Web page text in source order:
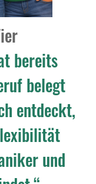
bereits
belegt
entdeckt,
und